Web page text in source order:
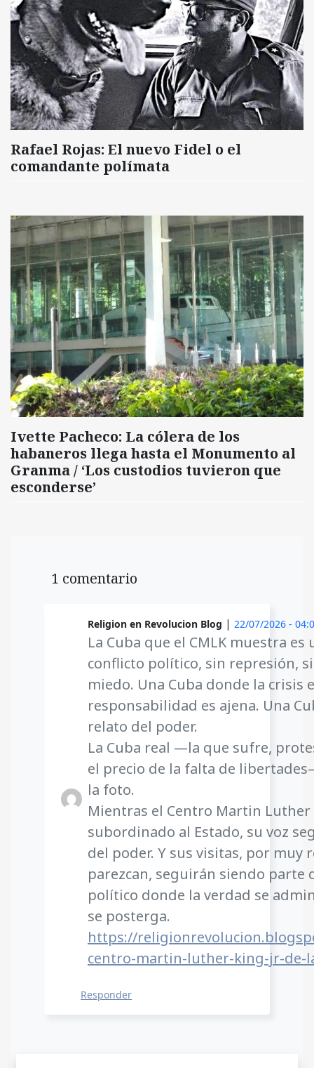
Rafael Rojas: El nuevo Fidel o el
comandante polímata
Ivette Pacheco: La cólera de los
habaneros llega hasta el Monumento al
Granma / ‘Los custodios tuvieron que
esconderse’
1 comentario
Religion en Revolucion Blog | 22/07/2026 -
La Cuba que el CMLK muestra es
conflicto político, sin represión,
miedo. Una Cuba donde la crisis
responsabilidad es ajena. Una
relato del poder.
La Cuba real —la que sufre,
el precio de la falta de
la foto.
Mientras el Centro Martin Luther
subordinado al Estado, su voz
del poder. Y sus visitas, por muy
parezcan, seguirán siendo parte
político donde la verdad se
se posterga.
https://
centro-martin-luther-king-jr-de-
Responder